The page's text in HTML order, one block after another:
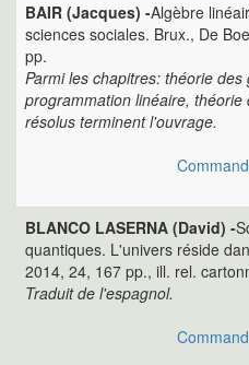
BAIR (Jacques) -Algèbre
sciences sociales. Brux., De
pp.
Parmi les chapitres: théorie
programmation linéaire, théorie
résolus terminent l'ouvrage.
BLANCO LASERNA (David) -
quantiques. L'univers réside
2014, 24, 167 pp., ill. rel.
Traduit de l'espagnol.